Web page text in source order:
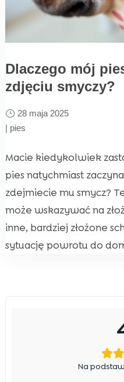
Dlaczego mój
zdjęciu smyczy?
28 maja 2025
| pies
Macie kiedykolwiek
pies natychmiast
zdejmiecie mu smycz?
może wskazywać na
inne, bardziej złożone
sytuację powrotu do
Na